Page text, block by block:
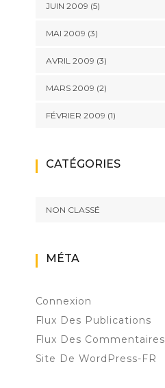
JUIN 2009 (5)
MAI 2009 (3)
AVRIL 2009 (3)
MARS 2009 (2)
FÉVRIER 2009 (1)
CATÉGORIES
NON CLASSÉ
MÉTA
Connexion
Flux Des Publications
Flux Des Commentaires
Site De WordPress-FR